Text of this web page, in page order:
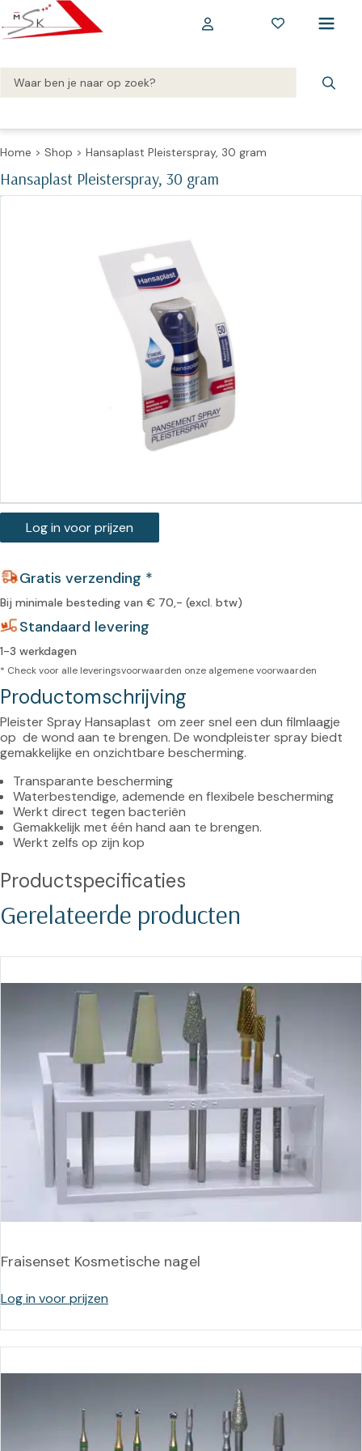
Home > Shop > Hansaplast Pleisterspray, 30 gram
Hansaplast Pleisterspray, 30 gram
Log in voor prijzen
Gratis verzending *
Bij minimale besteding van € 70,- (excl. btw)
Standaard levering
1-3 werkdagen
* Check voor alle leveringsvoorwaarden onze algemene voorwaarden
Productomschrijving
Pleister Spray Hansaplast  om zeer snel een dun filmlaagje
op  de wond aan te brengen. De wondpleister spray biedt
Transparante bescherming
Waterbestendige, ademende en flexibele bescherming
Werkt direct tegen bacteriën
Gemakkelijk met één hand aan te brengen.
Werkt zelfs op zijn kop
Productspecificaties
Gerelateerde producten
Fraisenset Kosmetische nagel
Log in voor prijzen